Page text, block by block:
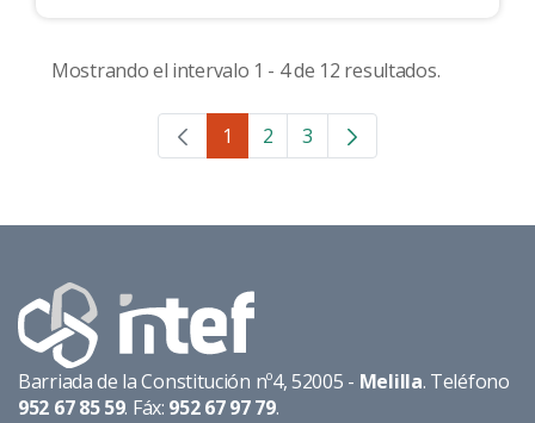
Mostrando el intervalo 1 - 4 de 12 resultados.
Página
1 Página
2 Página
3
Barriada de la Constitución nº4, 52005 - Melilla. Teléfono
952 67 85 59. Fáx: 952 67 97 79.